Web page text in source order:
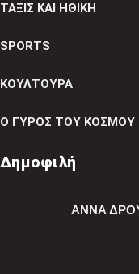
ΤΑΞΙΣ ΚΑΙ ΗΘΙΚΗ
SPORTS
ΚΟΥΛΤΟΥΡΑ
Ο ΓΥΡΟΣ ΤΟΥ ΚΟΣΜΟΥ
Δημοφιλή
ΆΝΝΑ